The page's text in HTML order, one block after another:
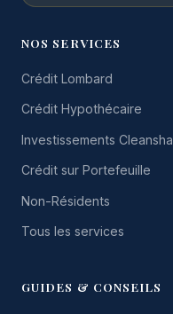
NOS SERVICES
Crédit Lombard
Crédit Hypothécaire
Investissements
Crédit sur Portefeuille
Non-Résidents
Tous les services
GUIDES & CONSEILS